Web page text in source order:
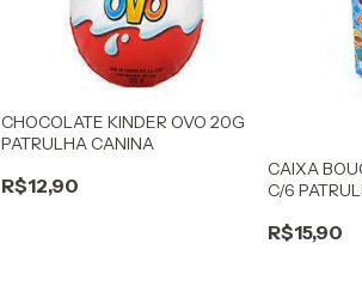
CHOCOLATE KINDER OVO 20G
PATRULHA CANINA
R$12,90
CAIXA
C/6
R$15,90